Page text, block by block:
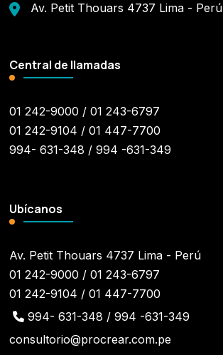
Av. Petit Thouars 4737 Lima - Perú
Central de llamadas
01 242-9000 / 01 243-6797
01 242-9104 / 01 447-7700
994- 631-348 / 994 -631-349
Ubícanos
Av. Petit Thouars 4737 Lima - Perú
01 242-9000 / 01 243-6797
01 242-9104 / 01 447-7700
994- 631-348 / 994 -631-349
consultorio@procrear.com.pe